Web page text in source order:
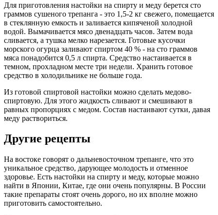
Для приготовления настойки на спирту и меду берется сто
граммов сушеного трепанга - это 1,5-2 кг свежего, помещается
в стеклянную емкость и заливается кипяченой холодной
водой. Вымачивается мясо двенадцать часов. Затем вода
сливается, а тушка мелко нарезается. Готовые кусочки
морского огурца заливают спиртом 40 % - на сто граммов
мяса понадобится 0,5 л спирта. Средство настаивается в
темном, прохладном месте три недели. Хранить готовое
средство в холодильнике не больше года.
Из готовой спиртовой настойки можно сделать медово-
спиртовую. Для этого жидкость сливают и смешивают в
равных пропорциях с медом. Состав настаивают сутки, давая
меду раствориться.
Другие рецепты
На востоке говорят о дальневосточном трепанге, что это
уникальное средство, дарующее молодость и отменное
здоровье. Есть настойки на спирту и меду, которые можно
найти в Японии, Китае, где они очень популярны. В России
такие препараты стоят очень дорого, но их вполне можно
приготовить самостоятельно.